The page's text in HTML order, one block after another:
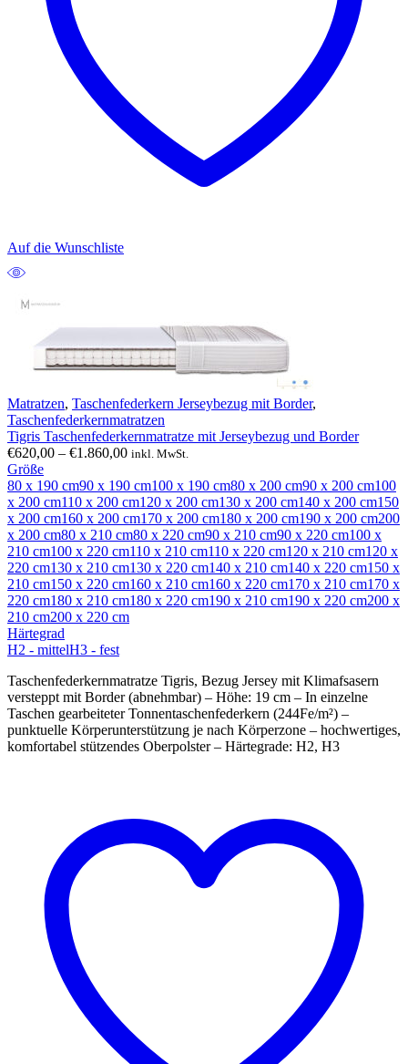
Auf die Wunschliste
Matratzen, Taschenfederkern Jerseybezug mit Border,
Taschenfederkernmatratzen
Tigris Taschenfederkernmatratze mit Jerseybezug und Border
€620,00 – €1.860,00Preisspanne:
bis
€1.860,00
inkl. MwSt.
Größe
80 x 190 cm90 x 190 cm100 x 190 cm80 x 200 cm90 x 200 cm100
x 200 cm110 x 200 cm120 x 200 cm130 x 200 cm140 x 200 cm150
x 200 cm160 x 200 cm170 x 200 cm180 x 200 cm190 x 200 cm200
x 200 cm80 x 210 cm80 x 220 cm90 x 210 cm90 x 220 cm100 x
210 cm100 x 220 cm110 x 210 cm110 x 220 cm120 x 210 cm120 x
220 cm130 x 210 cm130 x 220 cm140 x 210 cm140 x 220 cm150 x
210 cm150 x 220 cm160 x 210 cm160 x 220 cm170 x 210 cm170 x
220 cm180 x 210 cm180 x 220 cm190 x 210 cm190 x 220 cm200 x
210 cm200 x 220 cm
Härtegrad
H2 - mittelH3 - fest
Taschenfederkernmatratze Tigris, Bezug Jersey mit Klimafsasern
versteppt mit Border (abnehmbar) – Höhe: 19 cm – In einzelne
Taschen gearbeiteter Tonnentaschenfederkern (244Fe/m²) –
punktuelle Körperunterstützung je nach Körperzone – hochwertiges,
komfortabel stützendes Oberpolster – Härtegrade: H2, H3